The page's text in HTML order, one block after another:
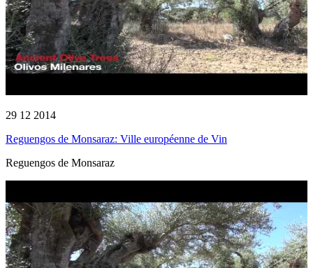
29 12 2014
Reguengos de Monsaraz: Ville européenne de Vin
Reguengos de Monsaraz